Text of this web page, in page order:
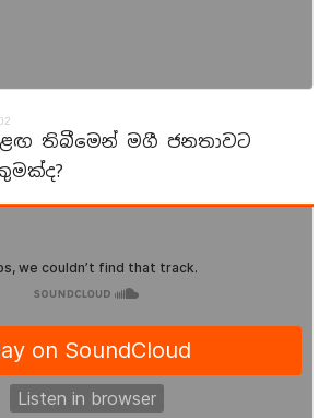
ළඟ තිබීමෙන් මගී ජනතාවට